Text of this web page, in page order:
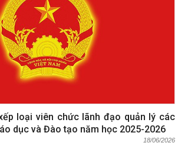
loại viên chức lãnh đạo quản lý các
dục và Đào tạo năm học 2025-2026
18/06/2026